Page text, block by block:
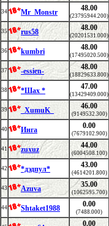
34 Mr_Monstr 48.00
(23795944.200)
35 rus58 48.00
(20201531.000)
36 kumbri 48.00
(17495020.500)
37 -essien- 48.00
(18829633.800)
38 *Шах * 47.00
(13429409.000)
39 _XumuK_ 46.00
(9149532.300)
40 Инга 0.00
(7679102.900)
41 zuxuz 44.00
(6004508.100)
42 *дэдпул* 43.00
(4614201.800)
43 Azuva 35.00
(1062595.700)
44 Shtaket1988 0.00
(7488.000)
0.00